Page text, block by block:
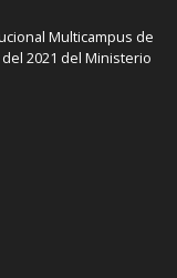
Multicampus de
del 2021 del Ministerio